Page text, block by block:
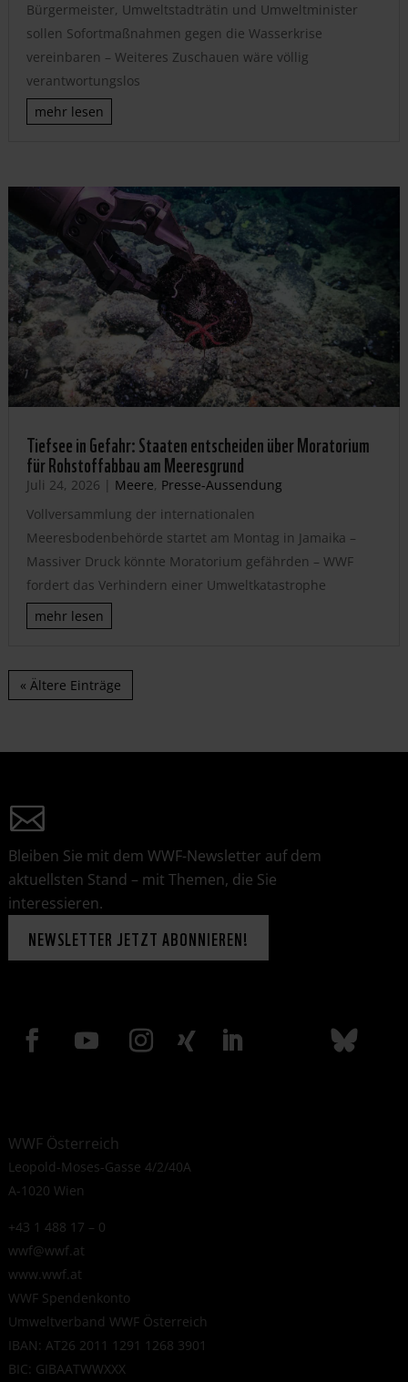
Bürgermeister, Umweltstadträtin und Umweltminister
sollen Sofortmaßnahmen gegen die Wasserkrise
vereinbaren – Weiteres Zuschauen wäre völlig
verantwortungslos
mehr lesen
Tiefsee in Gefahr: Staaten entscheiden über Moratorium
für Rohstoffabbau am Meeresgrund
Juli 24, 2026 | Meere, Presse-Aussendung
Vollversammlung der internationalen
Meeresbodenbehörde startet am Montag in Jamaika –
Massiver Druck könnte Moratorium gefährden – WWF
fordert das Verhindern einer Umweltkatastrophe
mehr lesen
« Ältere Einträge
Bleiben Sie mit dem WWF-Newsletter auf dem
aktuellsten Stand – mit Themen, die Sie
interessieren.
NEWSLETTER JETZT ABONNIEREN!
WWF Österreich
Leopold-Moses-Gasse 4/2/40A
A-1020 Wien
+43 1 488 17 – 0
wwf@wwf.at
www.wwf.at
WWF Spendenkonto
Umweltverband WWF Österreich
IBAN: AT26 2011 1291 1268 3901
BIC: GIBAATWWXXX